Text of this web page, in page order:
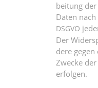
bei­tung
Daten
DSGVO
Der
de­re
Zwe­cke
erfolgen.